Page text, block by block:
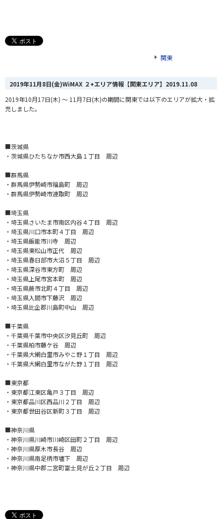
関東
2019年11月8日(金)WiMAX ２+エリア情報【関東エリア】 2019.11.08
2019年10月17日(木) ～ 11月7日(木)の期間に関東では以下のエリアが拡大・拡
充しました。
■茨城県
・茨城県ひたちなか市西大島１丁目 周辺
■群馬県
・群馬県伊勢崎市福島町 周辺
・群馬県伊勢崎市連取町 周辺
■埼玉県
・埼玉県さいたま市南区内谷４丁目 周辺
・埼玉県川口市本町４丁目 周辺
・埼玉県飯能市川寺 周辺
・埼玉県東松山市正代 周辺
・埼玉県春日部市大沼５丁目 周辺
・埼玉県深谷市東方町 周辺
・埼玉県上尾市宮本町 周辺
・埼玉県蕨市北町４丁目 周辺
・埼玉県入間市下藤沢 周辺
・埼玉県比企郡川島町中山 周辺
■千葉県
・千葉県千葉市中央区汐見丘町 周辺
・千葉県柏市藤ケ谷 周辺
・千葉県大網白里市みやこ野１丁目 周辺
・千葉県大網白里市ながた野１丁目 周辺
■東京都
・東京都江東区亀戸３丁目 周辺
・東京都品川区西品川２丁目 周辺
・東京都世田谷区新町３丁目 周辺
■神奈川県
・神奈川県川崎市川崎区田町２丁目 周辺
・神奈川県厚木市長谷 周辺
・神奈川県南足柄市壗下 周辺
・神奈川県中郡二宮町富士見が丘２丁目 周辺